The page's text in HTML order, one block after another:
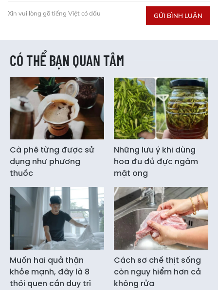
Xin vui lòng gõ tiếng Việt có dấu GỬI BÌNH LUẬN
CÓ THỂ BẠN QUAN TÂM
Cà phê từng được sử
dụng như phương
thuốc
Những lưu ý khi dùng
hoa đu đủ đực ngâm
mật ong
Muốn hai quả thận
khỏe mạnh, đây là 8
thói quen cần duy trì
Cách sơ chế thịt sống
còn nguy hiểm hơn cả
không rửa